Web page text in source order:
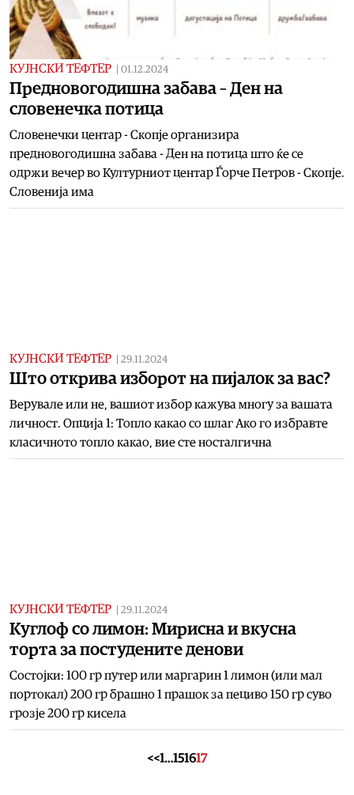
КУЈНСКИ ТЕФТЕР 01.12.2024
Предновогодишна забава – Ден на
словенечка потица
Словенечки центар - Скопје организира
предновогодишна забава - Ден на потица што ќе се
одржи вечер во Културниот центар Ѓорче Петров - Скопје.
Словенија има
КУЈНСКИ ТЕФТЕР 29.11.2024
Што открива изборот на пијалок за вас?
Верувале или не, вашиот избор кажува многу за вашата
личност. Опција 1: Топло какао со шлаг Ако го избравте
класичното топло какао, вие сте носталгична
КУЈНСКИ ТЕФТЕР 29.11.2024
Куглоф со лимон: Мирисна и вкусна
торта за постудените денови
Состојки: 100 гр путер или маргарин 1 лимон (или мал
портокал) 200 гр брашно 1 прашок за пециво 150 гр суво
грозје 200 гр кисела
<<1…151617